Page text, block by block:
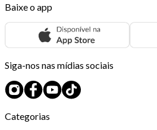
Baixe o app
Siga-nos nas mídias sociais
Categorias